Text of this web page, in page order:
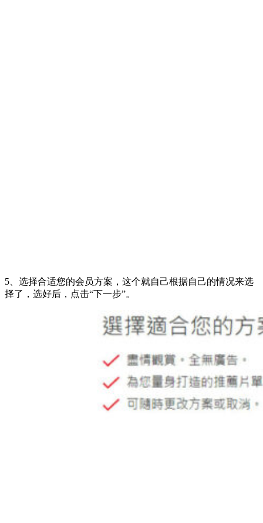
5、选择合适您的会员方案，这个就自己根据自己的情况来选
择了，选好后，点击“下一步”。